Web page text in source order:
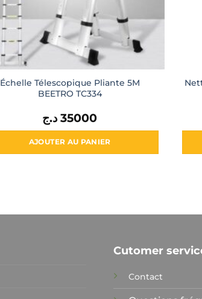
Échelle Télescopique Pliante 5M
BEETRO TC334
35000 د.ج
AJOUTER AU PANIER
Cutomer
Contact